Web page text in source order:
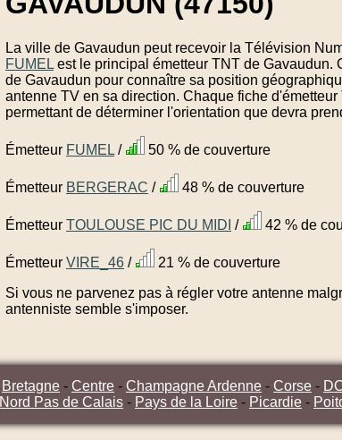
La ville de Gavaudun peut recevoir la Télévision
FUMEL est le principal émetteur TNT de Gavaudun.
de Gavaudun pour connaître sa position
antenne TV en sa direction. Chaque fiche
permettant de déterminer l'orientation que devra
Émetteur FUMEL / 50 % de couverture
Émetteur BERGERAC / 48 % de couverture
Émetteur TOULOUSE PIC DU MIDI / 42 % de
Émetteur VIRE_46 /
21 % de couverture
Si vous ne parvenez pas à régler votre antenne
antenniste semble s'imposer.
Bretagne - Centre - Champagne Ardenne - Corse -
Nord Pas de Calais - Pays de la Loire - Picardie -